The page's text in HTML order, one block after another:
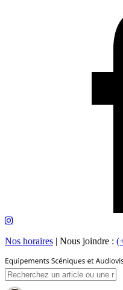
Nos horaires | Nous joindre :